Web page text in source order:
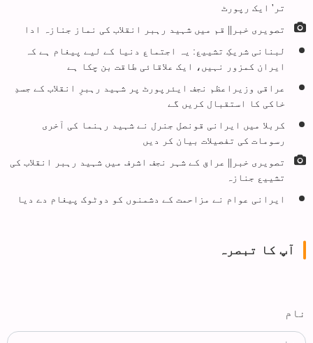
تر' ایک رپورٹ
تصویری خبر|| قم میں شہید رہبر انقلاب کی نماز جنازہ ادا
لبنانی شریکِ تشییع: یہ اجتماع دنیا کے لیے پیغام ہے کہ
ایران کمزور نہیں، ایک علاقائی طاقت بن چکا ہے
عراقی وزیراعظم نجف ایئرپورٹ پر شہید رہبرِ انقلاب کے جسدِ
خاکی کا استقبال کریں گے
کربلا میں ایرانی قونصل جنرل نے شہید رہنما کی آخری
رسومات کی تفصیلات بیان کر دیں
تصویری خبر|| عراق کے شہر نجف اشرف میں شہید رہبر انقلاب کی
تشییع جنازہ
ایرانی عوام نے مزاحمت کے دشمنوں کو دوٹوک پیغام دے دیا
آپ کا تبصرہ
نام